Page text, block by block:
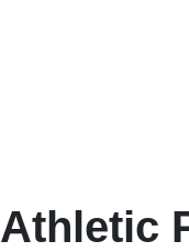
Athletic